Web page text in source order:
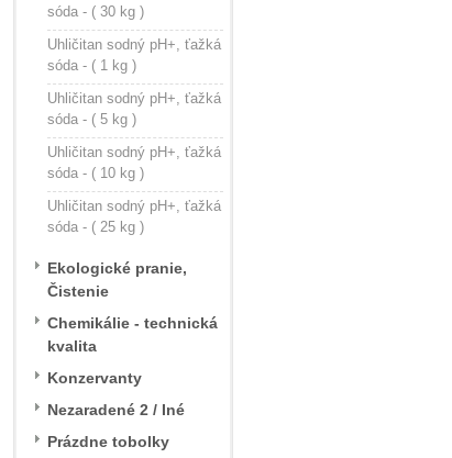
sóda - ( 30 kg )
Uhličitan sodný pH+, ťažká
sóda - ( 1 kg )
Uhličitan sodný pH+, ťažká
sóda - ( 5 kg )
Uhličitan sodný pH+, ťažká
sóda - ( 10 kg )
Uhličitan sodný pH+, ťažká
sóda - ( 25 kg )
Ekologické pranie,
Čistenie
Chemikálie - technická
kvalita
Konzervanty
Nezaradené 2 / Iné
Prázdne tobolky